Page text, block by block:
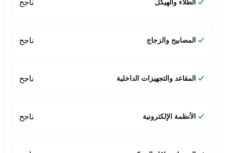
الطلاء والهيكل ناجح
المصابيح والزجاج ناجح
المقاعد والتجهيزات الداخلية ناجح
الأنظمة الإلكترونية ناجح